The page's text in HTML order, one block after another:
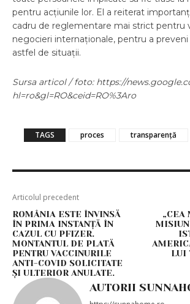
pentru acțiunile lor. El a reiterat
cadru de reglementare mai strict pentru
negocieri internaționale, pentru a
astfel de situații.
Sursa articol / foto: https://
hl=ro&gl=RO&ceid=RO%3Aro
TAGS proces transparență
Articolul precedent
ROMÂNIA ESTE ÎNVINSĂ
ÎN PRIMA INSTANȚĂ ÎN
CAZUL CU PFIZER.
MONTANTUL DE PLATĂ
PENTRU VACCINURILE
ANTI-COVID SOLICITATE
ȘI ULTERIOR ANULATE.
„CEA
LUI
AUTORII